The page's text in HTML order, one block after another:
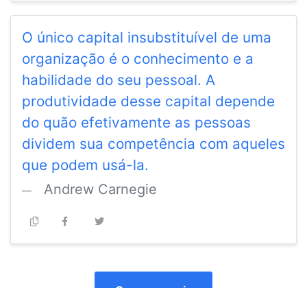
O único capital insubstituível de uma
organização é o conhecimento e a
habilidade do seu pessoal. A
produtividade desse capital depende
do quão efetivamente as pessoas
dividem sua competência com aqueles
que podem usá-la.
Andrew Carnegie